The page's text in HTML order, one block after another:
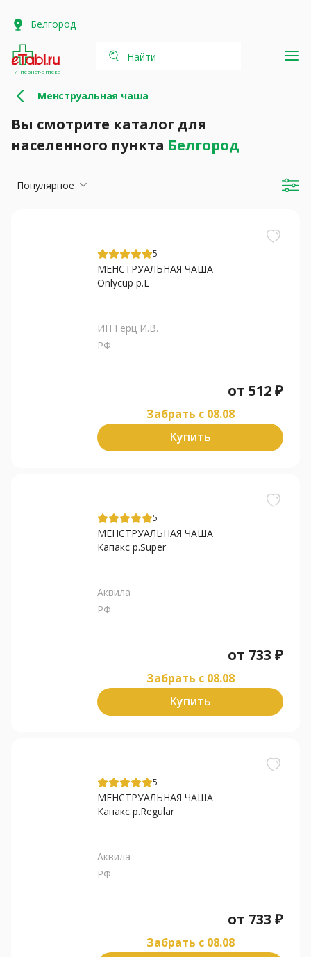
Белгород
интернет-аптека
Найти
Менструальная чаша
Вы смотрите каталог для
населенного пункта Белгород
Популярное
5
МЕНСТРУАЛЬНАЯ ЧАША
Onlycup р.L
ИП Герц И.В.
РФ
от 512₽
Забрать c 08.08
Купить
5
МЕНСТРУАЛЬНАЯ ЧАША
Капакс р.Super
Аквила
РФ
от 733 ₽
Забрать c 08.08
Купить
5
МЕНСТРУАЛЬНАЯ ЧАША
Капакс р.Regular
Аквила
РФ
от 733 ₽
Забрать c 08.08